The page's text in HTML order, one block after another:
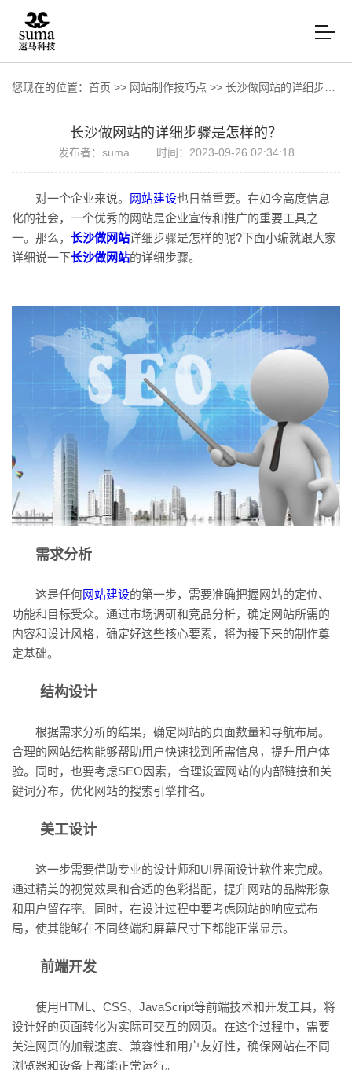
您现在的位置： 首页 >> 网站制作技巧点 >> 长沙做网站的详细步骤是怎样的？
长沙做网站的详细步骤是怎样的？
发布者：suma 时间：2023-09-26 02:34:18
对一个企业来说。 网站建设也日益重要。在如今高度信息
化的社会，一个优秀的网站是企业宣传和推广的重要工具之
一。那么， 长沙做网站详细步骤是怎样的呢?下面小编就跟大家
详细说一下长沙做网站的详细步骤。
需求分析
这是任何网站建设的第一步，需要准确把握网站的定位、
功能和目标受众。通过市场调研和竞品分析，确定网站所需的
内容和设计风格，确定好这些核心要素，将为接下来的制作奠
定基础。
结构设计
根据需求分析的结果，确定网站的页面数量和导航布局。
合理的网站结构能够帮助用户快速找到所需信息，提升用户体
验。同时，也要考虑SEO因素，合理设置网站的内部链接和关
键词分布，优化网站的搜索引擎排名。
美工设计
这一步需要借助专业的设计师和UI界面设计软件来完成。
通过精美的视觉效果和合适的色彩搭配，提升网站的品牌形象
和用户留存率。同时，在设计过程中要考虑网站的响应式布
局，使其能够在不同终端和屏幕尺寸下都能正常显示。
前端开发
使用HTML、CSS、JavaScript等前端技术和开发工具，将
设计好的页面转化为实际可交互的网页。在这个过程中，需要
关注网页的加载速度、兼容性和用户友好性，确保网站在不同
浏览器和设备上都能正常运行。